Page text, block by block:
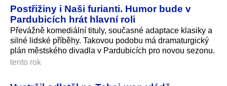
Postřižiny i Naši furianti. Humor bude v
Pardubicích hrát hlavní roli
Převážně komediální tituly, současné adaptace klasiky a
silné lidské příběhy. Takovou podobu má dramaturgický
plán městského divadla v Pardubicích pro novou sezonu.
tento rok